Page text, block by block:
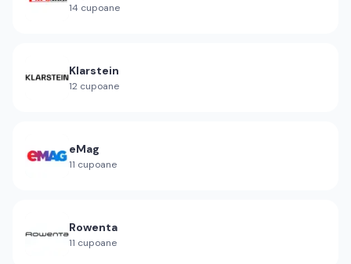
14 cupoane
Klarstein
12 cupoane
eMag
11 cupoane
Rowenta
11 cupoane